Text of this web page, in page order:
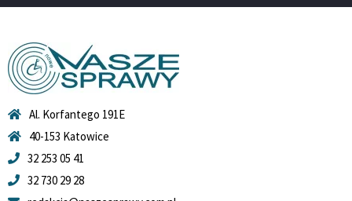
Al. Korfantego 191E
40-153 Katowice
32 253 05 41
32 730 29 28